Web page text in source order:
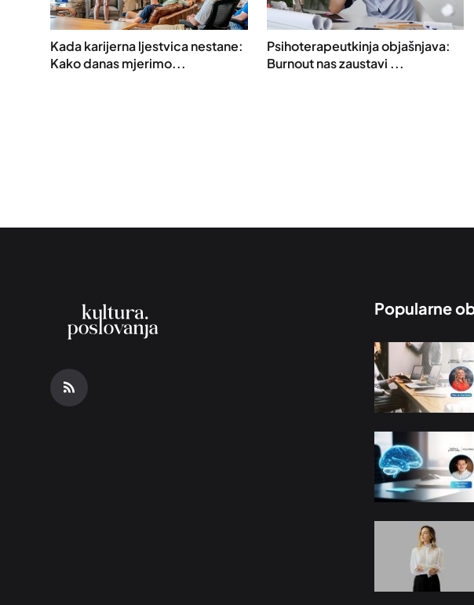
Kada karijerna ljestvica nestane:
Kako danas mjerimo...
Psihoterapeutkinja objašnjava:
Burnout nas zaustavi ...
Popularne